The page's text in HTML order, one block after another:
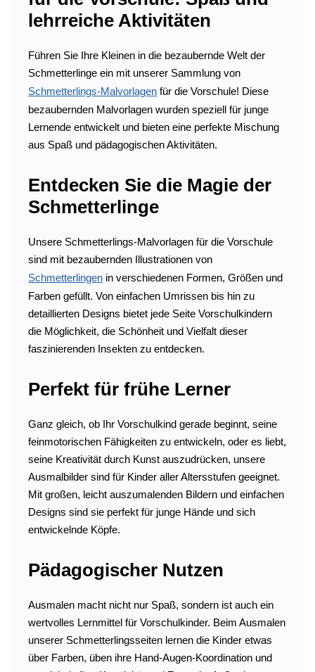
lehrreiche Aktivitäten
Führen Sie Ihre Kleinen in die bezaubernde Welt der
Schmetterlinge ein mit unserer Sammlung von
Schmetterlings-Malvorlagen für die Vorschule! Diese
bezaubernden Malvorlagen wurden speziell für junge
Lernende entwickelt und bieten eine perfekte Mischung
aus Spaß und pädagogischen Aktivitäten.
Entdecken Sie die Magie der
Schmetterlinge
Unsere Schmetterlings-Malvorlagen für die Vorschule
sind mit bezaubernden Illustrationen von
Schmetterlingen in verschiedenen Formen, Größen und
Farben gefüllt. Von einfachen Umrissen bis hin zu
detaillierten Designs bietet jede Seite Vorschulkindern
die Möglichkeit, die Schönheit und Vielfalt dieser
faszinierenden Insekten zu entdecken.
Perfekt für frühe Lerner
Ganz gleich, ob Ihr Vorschulkind gerade beginnt, seine
feinmotorischen Fähigkeiten zu entwickeln, oder es liebt,
seine Kreativität durch Kunst auszudrücken, unsere
Ausmalbilder sind für Kinder aller Altersstufen geeignet.
Mit großen, leicht auszumalenden Bildern und einfachen
Designs sind sie perfekt für junge Hände und sich
entwickelnde Köpfe.
Pädagogischer Nutzen
Ausmalen macht nicht nur Spaß, sondern ist auch ein
wertvolles Lernmittel für Vorschulkinder. Beim Ausmalen
unserer Schmetterlingsseiten lernen die Kinder etwas
über Farben, üben ihre Hand-Augen-Koordination und